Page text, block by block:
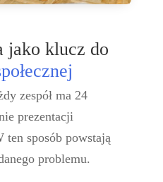
jako klucz do
zespół ma 24
prezentacji
ten sposób powstają
problemu.